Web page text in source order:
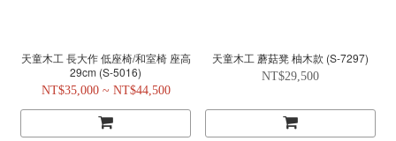
天童木工 長大作 低座椅/和室椅 座高
29cm (S-5016)
NT$35,000 ~ NT$44,500
天童木工 蘑菇凳 柚木款 (S-7297)
NT$29,500